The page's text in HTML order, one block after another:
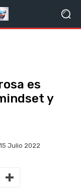
es
y
15 Julio 2022